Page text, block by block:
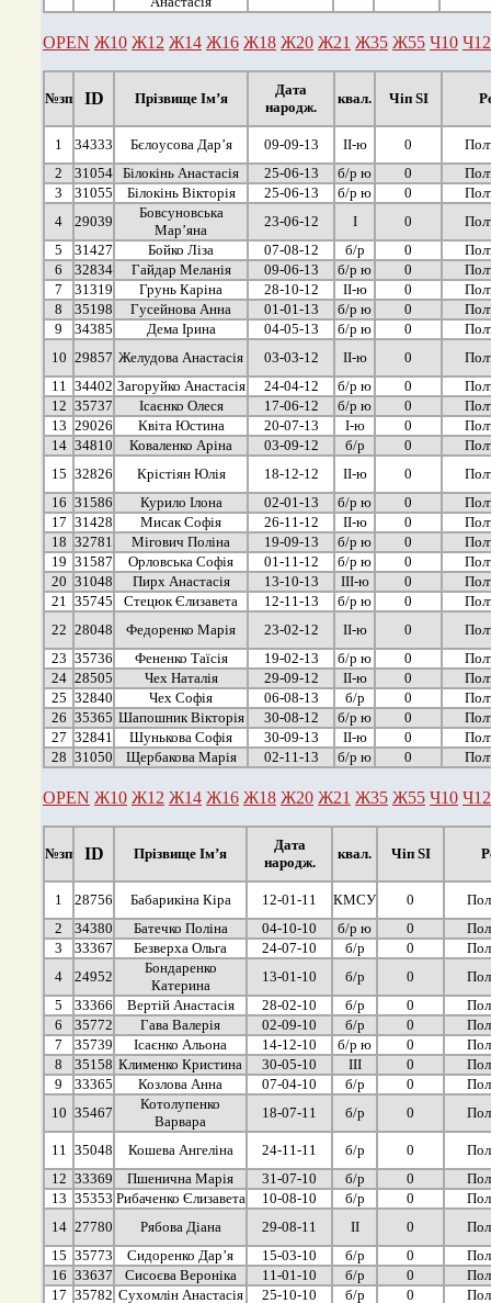
OPEN Ж10 Ж12 Ж14 Ж16 Ж18 Ж20 Ж21 Ж35 Ж55 Ч10 Ч12
№зп ID Прізвище Ім’я
Дата
народж.
квал. Чіп SI
1 34333 Бєлоусова Дар’я 09-09-13 ІІ-ю 0
2
31054 Білокінь Анастасія 25-06-13 б/р ю 0
3
31055 Білокінь Вікторія 25-06-13 б/р ю 0
4
29039
Бовсуновська
Мар’яна
23-06-12 І 0
5
31427 Бойко Ліза 07-08-12 б/р 0
6
32834 Гайдар Меланія 09-06-13 б/р ю 0
7
31319 Грунь Каріна 28-10-12 ІІ-ю 0
8
35198 Гусейнова Анна 01-01-13 б/р ю 0
9
34385 Дема Ірина 04-05-13 б/р ю 0
10 29857 Желудова Анастасія 03-03-12 ІІ-ю 0
11 34402 Загоруйко Анастасія 24-04-12 б/р ю 0
12 35737 Ісаєнко Олеся 17-06-12 б/р ю 0
13 29026 Квіта Юстина 20-07-13 І-ю 0
14 34810 Коваленко Аріна 03-09-12 б/р 0
15 32826 Крістіян Юлія 18-12-12 ІІ-ю 0
16 31586 Курило Ілона 02-01-13 б/р ю 0
17 31428 Мисак Софія 26-11-12 ІІ-ю 0
18 32781 Мігович Поліна 19-09-13 б/р ю 0
19 31587 Орловська Софія 01-11-12 б/р ю 0
20 31048 Пирх Анастасія 13-10-13 ІІІ-ю 0
21 35745 Стецюк Єлизавета 12-11-13 б/р ю 0
22 28048 Федоренко Марія 23-02-12 ІІ-ю 0
23 35736 Фененко Таїсія 19-02-13 б/р ю 0
24 28505 Чех Наталія 29-09-12 ІІ-ю 0
25 32840 Чех Софія 06-08-13 б/р 0
26 35365 Шапошник Вікторія 30-08-12 б/р ю 0
27 32841 Шунькова Софія 30-09-13 ІІ-ю 0
28 31050 Щербакова Марія 02-11-13 б/р ю 0
OPEN Ж10 Ж12 Ж14 Ж16 Ж18 Ж20 Ж21 Ж35 Ж55 Ч10 Ч12
№зп ID Прізвище Ім’я
Дата
народж.
квал. Чіп SI
1 28756 Бабарикіна Кіра 12-01-11 КМСУ 0
2
34380 Батечко Поліна 04-10-10 б/р ю 0
3
33367 Безверха Ольга 24-07-10 б/р 0
4
24952
Бондаренко
Катерина
13-01-10 б/р 0
5
33366 Вертій Анастасія 28-02-10 б/р 0
6
35772 Гава Валерія 02-09-10 б/р 0
7
35739 Ісаєнко Альона 14-12-10 б/р ю 0
8
35158 Клименко Кристина 30-05-10 ІІІ 0
9
33365 Козлова Анна 07-04-10 б/р 0
10 35467
Котолупенко
Варвара
18-07-11 б/р 0
11 35048 Кошева Ангеліна 24-11-11 б/р 0
12 33369 Пшенична Марія 31-07-10 б/р 0
13 35353 Рибаченко Єлизавета 10-08-10 б/р 0
14 27780 Рябова Діана 29-08-11 ІІ 0
15 35773 Сидоренко Дар’я 15-03-10 б/р 0
16 33637 Сисоєва Вероніка 11-01-10 б/р 0
17 35782 Сухомлін Анастасія 25-10-10 б/р 0